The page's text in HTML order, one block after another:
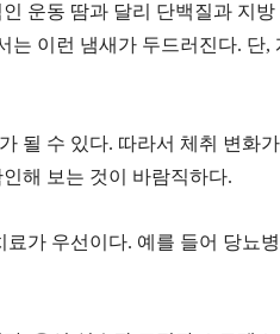
운동 땀과 달리 단백질과 지
이런 냄새가 두드러진다.
될 수 있다. 따라서 체취 변화
해 보는 것이 바람직하다.
가 우선이다. 예를 들어 당